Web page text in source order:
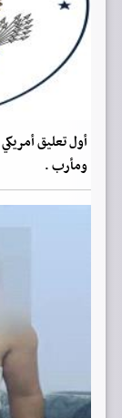
أول تعليق
ومأرب .